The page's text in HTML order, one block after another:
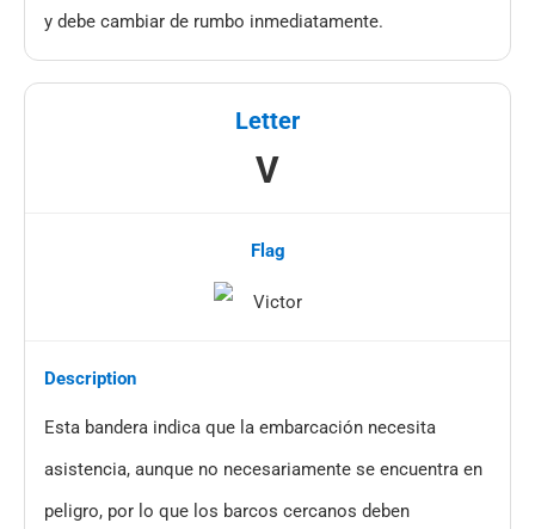
y debe cambiar de rumbo inmediatamente.
V
Esta bandera indica que la embarcación necesita
asistencia, aunque no necesariamente se encuentra en
peligro, por lo que los barcos cercanos deben